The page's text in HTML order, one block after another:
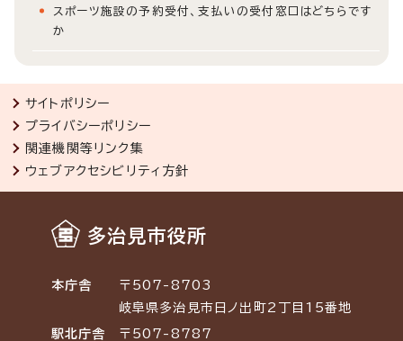
スポーツ施設の予約受付、支払いの受付窓口はどちらです
か
サイトポリシー
プライバシーポリシー
関連機関等リンク集
ウェブアクセシビリティ方針
多治見市役所
本庁舎
〒507-8703
岐阜県多治見市日ノ出町2丁目15番地
駅北庁舎
〒507-8787